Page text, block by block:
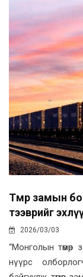
Төмөр замын
тээврийг
2026/03/03
“Монголын
нүүрс